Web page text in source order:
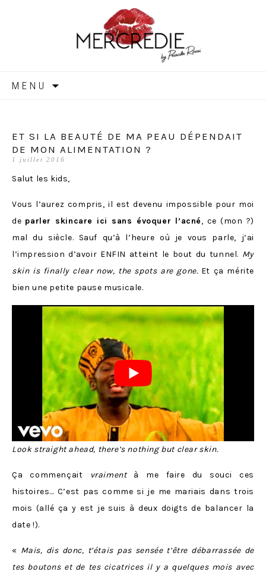
MERCREDIE
MENU
ET SI LA BEAUTÉ DE MA PEAU DÉPENDAIT
DE MON ALIMENTATION ?
1 juillet 2016
Salut les kids,
Vous l’aurez compris, il est devenu impossible pour moi
de parler skincare ici sans évoquer l’acné, ce (mon ?)
mal du siècle. Sauf qu’à l’heure où je vous parle, j’ai
l’impression d’avoir ENFIN atteint le bout du tunnel. My
skin is finally clear now, the spots are gone. Et ça mérite
bien une petite pause musicale.
Look straight ahead, there’s nothing but clear skin.
Ça commençait vraimentà me faire du souci ces
histoires… C’est pas comme si je me mariais dans trois
mois (allé ça y est je suis à deux doigts de balancer la
date !).
« Mais, dis donc, t’étais pas sensée t’être débarrassée de
tes boutons et de tes cicatrices il y a quelques mois avec